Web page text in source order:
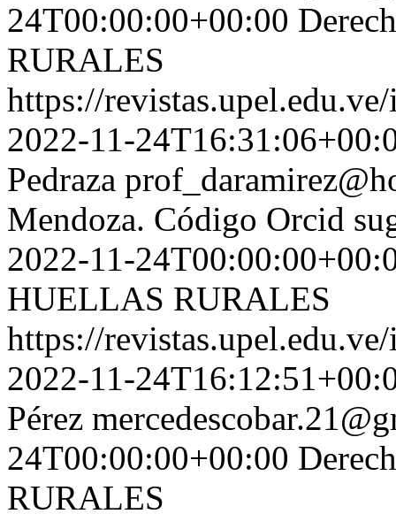
24T00:00:00+00:00
RURALES
https://
2022-11-
Pedraza
Mendoza. Código Orcid
2022-11-
HUELLAS RURALES
https://
2022-11-
Pérez
24T00:00:00+00:00
RURALES